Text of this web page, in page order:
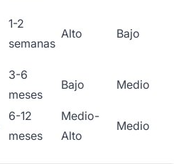
1-2
semanas
Alto Bajo
3-6
meses
Bajo Medio
6-12
meses
Medio-
Alto
Medio